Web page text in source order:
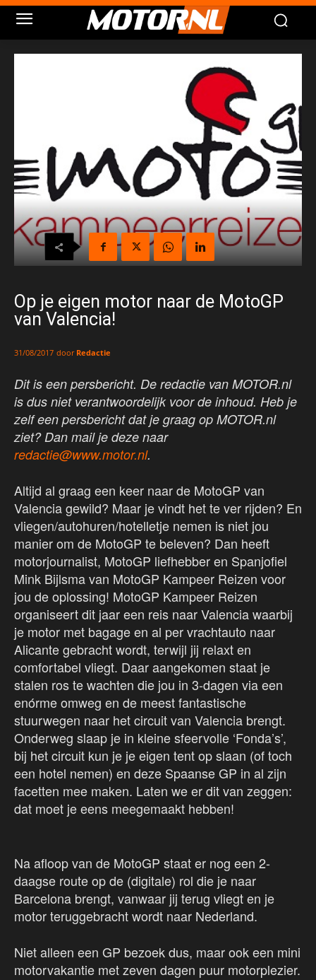
Op je eigen motor naar de MotoGP
van Valencia!
31/08/2017 door Redactie
Dit is een persbericht. De redactie van MOTOR.nl
is dus niet verantwoordelijk voor de inhoud. Heb je
zelf een persbericht dat je graag op MOTOR.nl
ziet? Dan mail je deze naar
redactie@www.motor.nl.
Altijd al graag een keer naar de MotoGP van
Valencia gewild? Maar je vindt het te ver rijden? En
vliegen/autohuren/hotelletje nemen is niet jou
manier om de MotoGP te beleven? Dan heeft
motorjournalist, MotoGP liefhebber en Spanjofiel
Mink Bijlsma van MotoGP Kampeer Reizen voor
jou de oplossing! MotoGP Kampeer Reizen
organiseert dit jaar een reis naar Valencia waarbij
je motor met bagage en al per vrachtauto naar
Alicante gebracht wordt, terwijl jij relaxt en
comfortabel vliegt. Daar aangekomen staat je
stalen ros te wachten die jou in 3-dagen via een
enórme omweg en de meest fantastische
stuurwegen naar het circuit van Valencia brengt.
Onderweg slaap je in kleine sfeervolle ‘Fonda’s’,
bij het circuit kun je je eigen tent op slaan (of toch
een hotel nemen) en deze Spaanse GP in al zijn
facetten mee maken. Laten we er dit van zeggen:
dat moet je eens meegemaakt hebben!
Na afloop van de MotoGP staat er nog een 2-
daagse route op de (digitale) rol die je naar
Barcelona brengt, vanwaar jij terug vliegt en je
motor teruggebracht wordt naar Nederland.
Niet alleen een GP bezoek dus, maar ook een mini
motorvakantie met zeven dagen puur motorplezier.